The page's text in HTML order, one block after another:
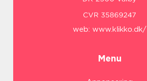
web: www.klikko.dk/
Menu